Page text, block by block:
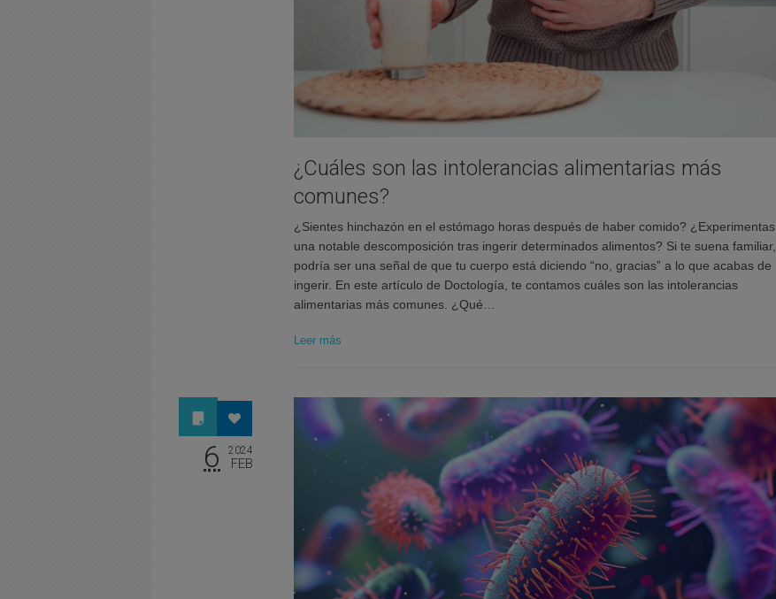
¿Cuáles son las intolerancias alimentarias más
comunes?
¿Sientes hinchazón en el estómago horas después de haber comido? ¿Experimentas
una notable descomposición tras ingerir determinados alimentos? Si te suena familiar,
podría ser una señal de que tu cuerpo está diciendo “no, gracias” a lo que acabas de
ingerir. En este artículo de Doctología, te contamos cuáles son las intolerancias
alimentarias más comunes. ¿Qué…
Leer más
6 2024
FEB